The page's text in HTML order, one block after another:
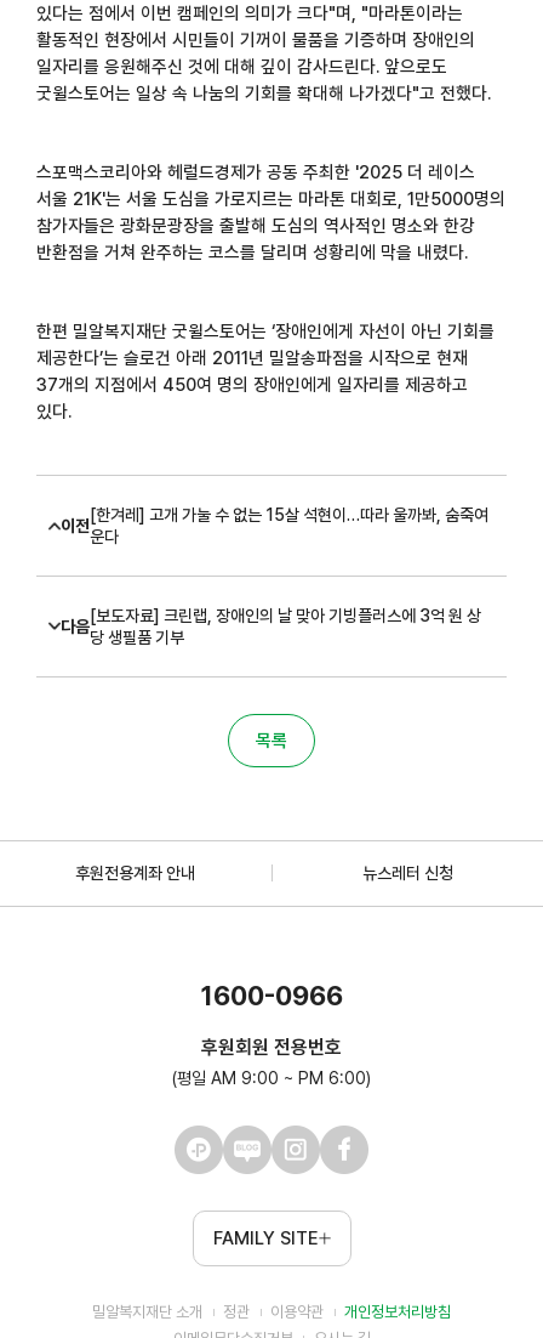
있다는 점에서 이번 캠페인의 의미가 크다"며 , "마라톤이라는
활동적인 현장에서 시민들이 기꺼이 물품을 기증하며 장애인의
일자리를 응원해주신 것에 대해 깊이 감사드린다. 앞으로도
굿윌스토어는 일상 속 나눔의 기회를 확대해 나가겠다"고 전했다.
스포맥스코리아와 헤럴드경제가 공동 주최한 '2025 더 레이스
서울 21K'는 서울 도심을 가로지르는 마라톤 대회로, 1만5000명의
참가자들은 광화문광장을 출발해 도심의 역사적인 명소와 한강
반환점을 거쳐 완주하는 코스를 달리며 성황리에 막을 내렸다.
한편 밀알복지재단 굿윌스토어는 ‘장애인에게 자선이 아닌 기회를
제공한다’는 슬로건 아래 2011년 밀알송파점을 시작으로 현재
37개의 지점에서 450여 명의 장애인에게 일자리를 제공하고
있다.
이전
[한겨레] 고개 가눌 수 없는 15살 석현이…따라 울까봐, 숨죽여
운다
다음
[보도자료] 크린랩, 장애인의 날 맞아 기빙플러스에 3억 원 상
당 생필품 기부
목록
후원전용계좌 안내 뉴스레터 신청
1600-0966
후원회원 전용번호
(평일 AM 9:00 ~ PM 6:00)
FAMILY SITE
밀알복지재단 소개 정관 이용약관
개인정보처리방침